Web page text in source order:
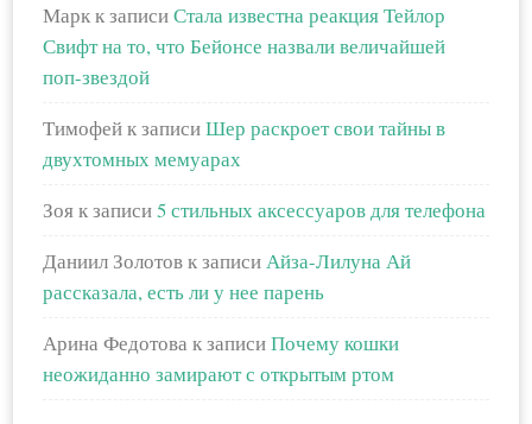
Маркк записиСтала известна реакция Тейлор
Свифт на то, что Бейонсе назвали величайшей
поп-звездой
Тимофейк записиШер раскроет свои тайны в
двухтомных мемуарах
Зояк записи5 стильных аксессуаров для телефона
Даниил Золотовк записиАйза-Лилуна Ай
рассказала, есть ли у нее парень
Арина Федотова к записиПочему кошки
неожиданно замирают с открытым ртом